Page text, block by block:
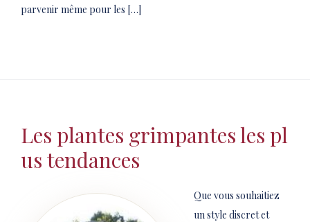
parvenir même pour les […]
Les plantes grimpantes les pl
us tendances
Que vous souhaitiez
un style discret et